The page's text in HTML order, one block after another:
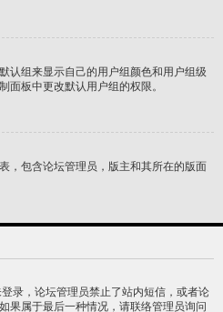
认组来显示自己的用户组颜色和用户组级
面板中更改默认用户组的权限。
，包含论坛管理员，版主和其所在的版面
录，论坛管理员禁止了站内短信，或者论
果属于最后一种情况，请联络管理员询问